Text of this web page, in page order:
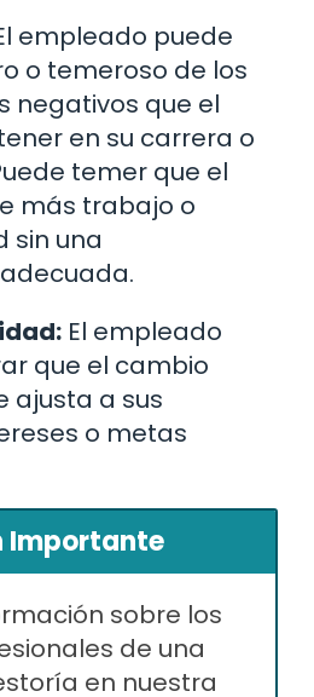
empleado puede
o temeroso de los
negativos que el
en su carrera o
temer que el
más trabajo o
sin una
El empleado
que el cambio
ajusta a sus
o metas
Importante
sobre los
de una
en nuestra